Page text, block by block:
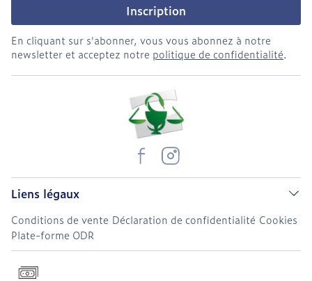
Inscription
En cliquant sur s'abonner, vous vous abonnez à notre
newsletter et acceptez notre politique de confidentialité.
Liens légaux
Conditions de vente Déclaration de confidentialité Cookies
Plate-forme ODR